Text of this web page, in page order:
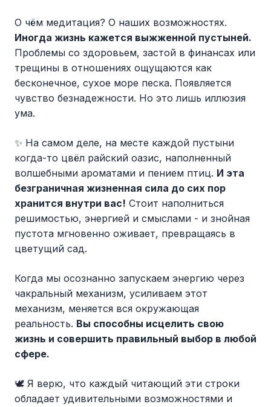
О чём медитация? О наших возможностях.
Иногда жизнь кажется выжженной пустыней.
Проблемы со здоровьем, застой в финансах или
трещины в отношениях ощущаются как
бесконечное, сухое море песка. Появляется
чувство безнадежности. Но это лишь иллюзия
ума.
✨ На самом деле, на месте каждой пустыни
когда-то цвёл райский оазис, наполненный
волшебными ароматами и пением птиц. И эта
безграничная жизненная сила до сих пор
хранится внутри вас! Стоит наполниться
решимостью, энергией и смыслами - и знойная
пустота мгновенно оживает, превращаясь в
цветущий сад.
Когда мы осознанно запускаем энергию через
чакральный механизм, усиливаем этот
механизм, меняется вся окружающая
реальность. Вы способны исцелить свою
жизнь и совершить правильный выбор в любой
сфере.
🕊️ Я верю, что каждый читающий эти строки
обладает удивительными возможностями и